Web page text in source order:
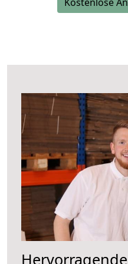
Hervorragende